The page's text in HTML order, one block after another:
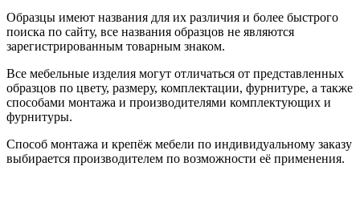
Образцы имеют названия для их различия и более быстрого
поиска по сайту, все названия образцов не являются
зарегистрированным товарным знаком.
Все мебельные изделия могут отличаться от представленных
образцов по цвету, размеру, комплектации, фурнитуре, а также
способами монтажа и производителями комплектующих и
фурнитуры.
Способ монтажа и крепёж мебели по индивидуальному заказу
выбирается производителем по возможности её применения.